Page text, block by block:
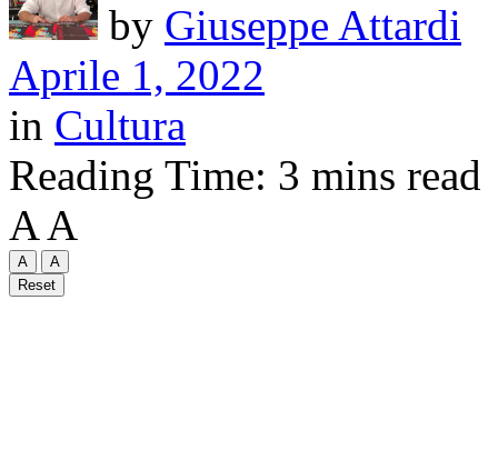
by Giuseppe Attardi
Aprile 1, 2022
in Cultura
Reading Time: 3 mins read
A A
A
A
Reset